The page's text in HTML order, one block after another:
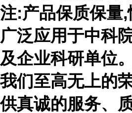
注:产品保质保量,
广泛应用于中科
及企业科研单位
我们至高无上的
供真诚的服务、